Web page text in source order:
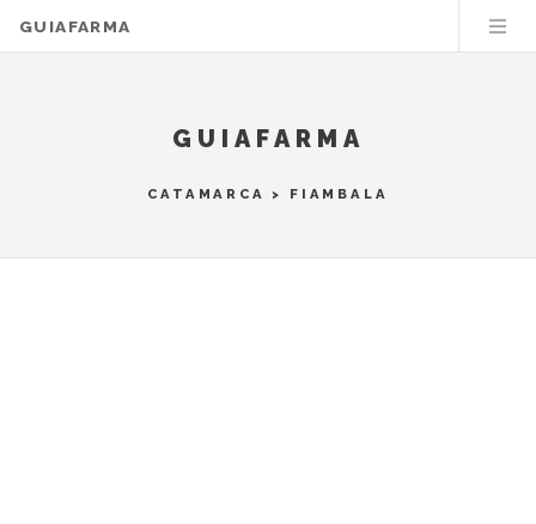
GUIAFARMA
GUIAFARMA
CATAMARCA > FIAMBALA